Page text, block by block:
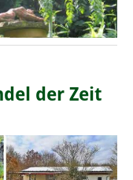
der Zeit